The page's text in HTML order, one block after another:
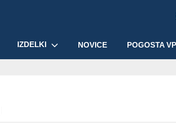
IZDELKI NOVICE POGOSTA